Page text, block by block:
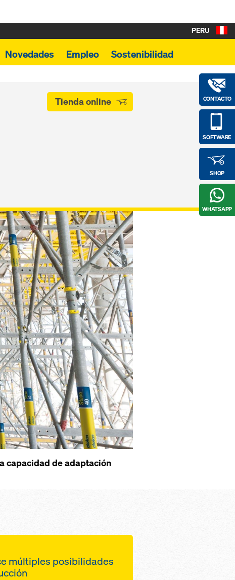
Novedades Empleo Sostenibilidad
CONTACTO
SOFTWARE
SHOP
WHATSAPP
PERU
Tienda online
capacidad de adaptación
múltiples posibilidades